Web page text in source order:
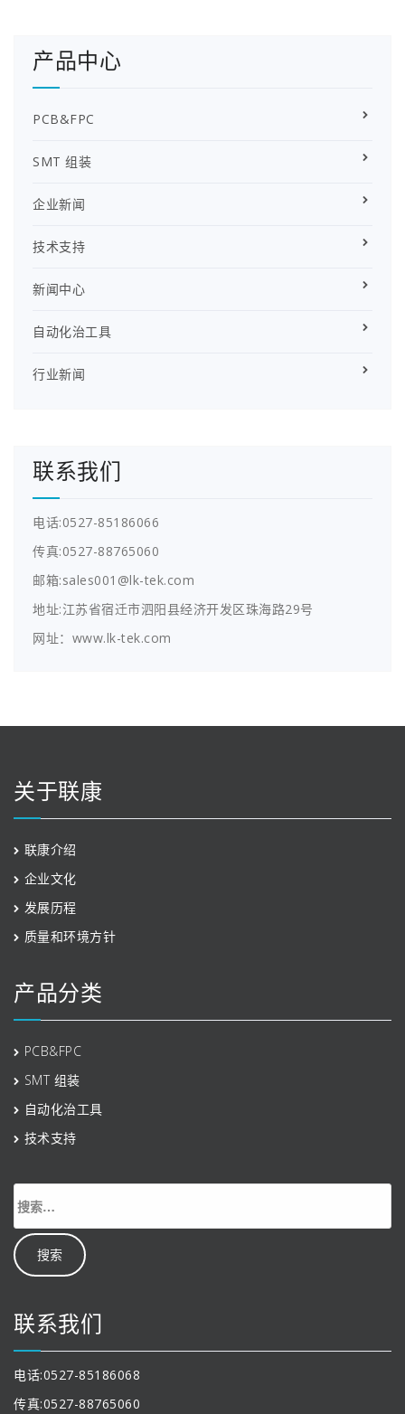
产品中心
PCB&FPC
SMT 组装
企业新闻
技术支持
新闻中心
自动化治工具
行业新闻
联系我们
电话:0527-85186066
传真:0527-88765060
邮箱:sales001@lk-tek.com
地址:江苏省宿迁市泗阳县经济开发区珠海路29号
网址：www.lk-tek.com
关于联康
联康介绍
企业文化
发展历程
质量和环境方针
产品分类
PCB&FPC
SMT 组装
自动化治工具
技术支持
索：
联系我们
电话:0527-85186068
传真:0527-88765060